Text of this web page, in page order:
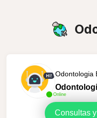
Online
Odontologia
Consultas